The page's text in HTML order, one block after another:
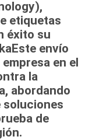
etiquetas
éxito su
envío
en el
la
abordando
soluciones
de